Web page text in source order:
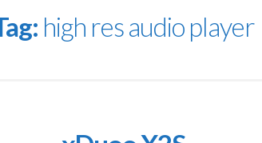
high res audio player